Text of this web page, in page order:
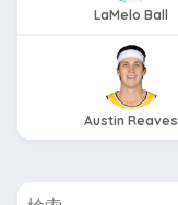
LaMelo Ball
Austin Reaves